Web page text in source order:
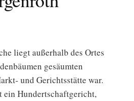
liegt außerhalb des Ortes
gesäumten
und Gerichtsstätte war.
Hundertschaftgericht,